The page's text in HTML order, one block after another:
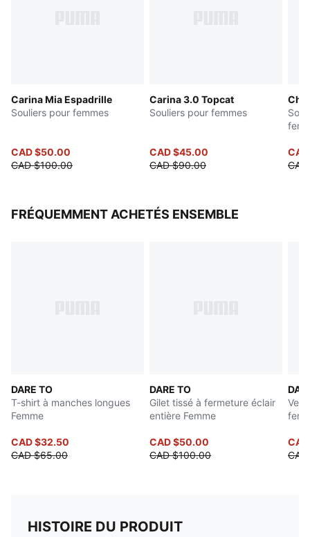
Carina Mia Espadrille
Souliers pour femmes
CAD $50.00
CAD $100.00
Carina 3.0 Topcat
Souliers pour femmes
CAD $45.00
CAD $90.00
FRÉQUEMMENT ACHETÉS ENSEMBLE
DARE TO
T-shirt à manches longues
Femme
CAD $32.50
CAD $65.00
DARE TO
Gilet tissé à fermeture éclair
entière Femme
CAD $50.00
CAD $100.00
HISTOIRE DU PRODUIT